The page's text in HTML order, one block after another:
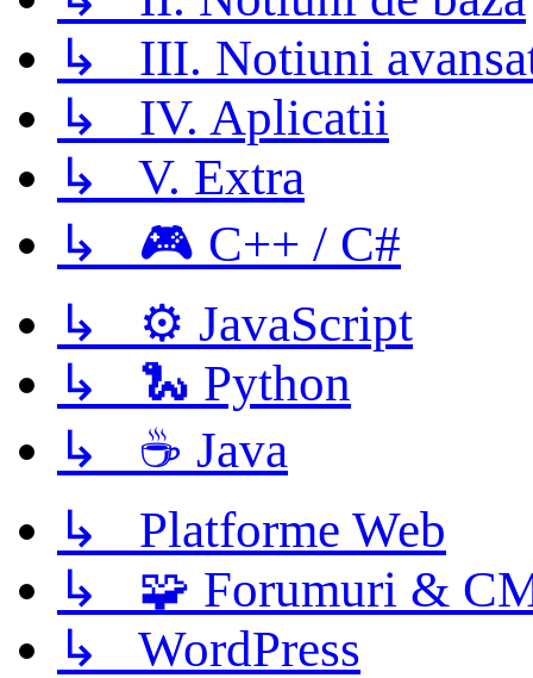
↳ III. Notiuni
↳ IV. Aplicatii
↳ V. Extra
↳ 🎮 C++ / C#
↳ ⚙️ JavaScript
↳ 🐍 Python
↳ ☕ Java
↳ Platforme Web
↳ 🧩 Forumuri &
↳ WordPress